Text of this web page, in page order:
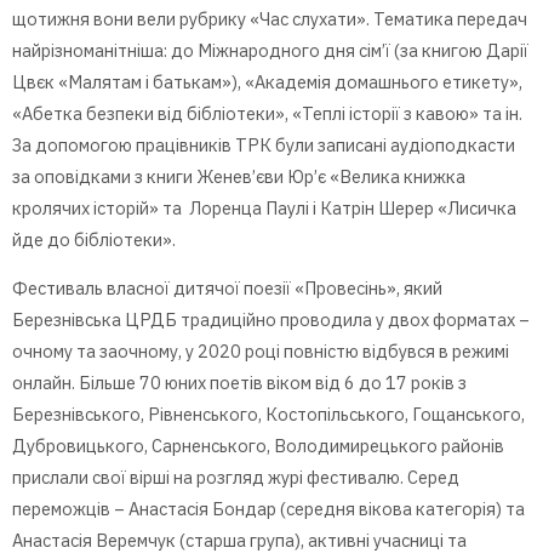
щотижня вони вели рубрику «Час слухати». Тематика передач
найрізноманітніша: до Міжнародного дня сім’ї (за книгою Дарії
Цвєк «Малятам і батькам»), «Академія домашнього етикету»,
«Абетка безпеки від бібліотеки», «Теплі історії з кавою» та ін.
За допомогою працівників ТРК були записані аудіоподкасти
за оповідками з книги Женев’єви Юр’є «Велика книжка
кролячих історій» та Лоренца Паулі і Катрін Шерер «Лисичка
йде до бібліотеки».
Фестиваль власної дитячої поезії «Провесінь», який
Березнівська ЦРДБ традиційно проводила у двох форматах –
очному та заочному, у 2020 році повністю відбувся в режимі
онлайн. Більше 70 юних поетів віком від 6 до 17 років з
Березнівського, Рівненського, Костопільського, Гощанського,
Дубровицького, Сарненського, Володимирецького районів
прислали свої вірші на розгляд журі фестивалю. Серед
переможців – Анастасія Бондар (середня вікова категорія) та
Анастасія Веремчук (старша група), активні учасниці та